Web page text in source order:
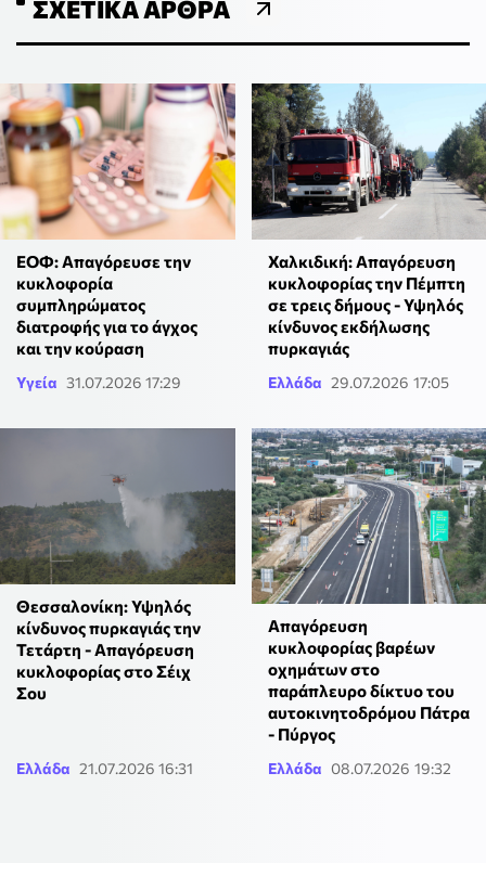
ΣΧΕΤΙΚΆ ΆΡΘΡΑ
ΕΟΦ: Απαγόρευσε την
κυκλοφορία
συμπληρώματος
διατροφής για το άγχος
και την κούραση
Υγεία 31.07.2026 17:29
Χαλκιδική: Απαγόρευση
κυκλοφορίας την Πέμπτη
σε τρεις δήμους - Υψηλός
κίνδυνος εκδήλωσης
πυρκαγιάς
Ελλάδα 29.07.2026 17:05
Θεσσαλονίκη: Υψηλός
κίνδυνος πυρκαγιάς την
Τετάρτη - Απαγόρευση
κυκλοφορίας στο Σέιχ
Σου
Ελλάδα 21.07.2026 16:31
Απαγόρευση
κυκλοφορίας βαρέων
οχημάτων στο
παράπλευρο δίκτυο του
αυτοκινητοδρόμου Πάτρα
- Πύργος
Ελλάδα 08.07.2026 19:32